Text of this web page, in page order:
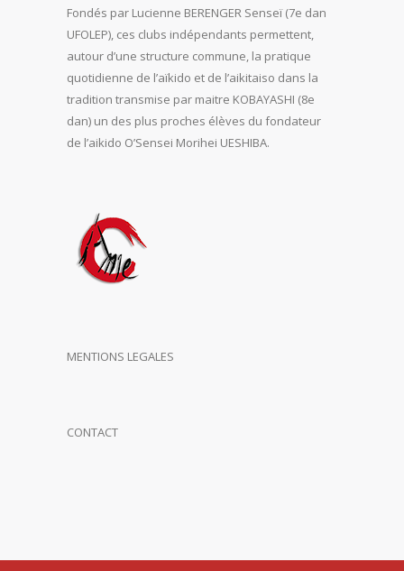
Fondés par Lucienne BERENGER Senseï (7e dan
UFOLEP), ces clubs indépendants permettent,
autour d’une structure commune, la pratique
quotidienne de l’aïkido et de l’aikitaiso dans la
tradition transmise par maitre KOBAYASHI (8e
dan) un des plus proches élèves du fondateur
de l’aikido O’Sensei Morihei UESHIBA.
MENTIONS LEGALES
CONTACT